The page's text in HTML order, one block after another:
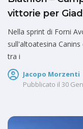
vittorie per
Nella sprint di Forni
sull'altoatesina
tra i
Jacopo Morzenti
Pubblicato il 30